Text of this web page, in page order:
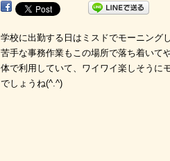
学校に出勤する日はミスドでモーニング
苦手な事務作業もこの場所で落ち着いて
体で利用していて、ワイワイ楽しそうに
でしょうね(^.^)